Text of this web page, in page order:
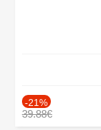
-21%
39.88€